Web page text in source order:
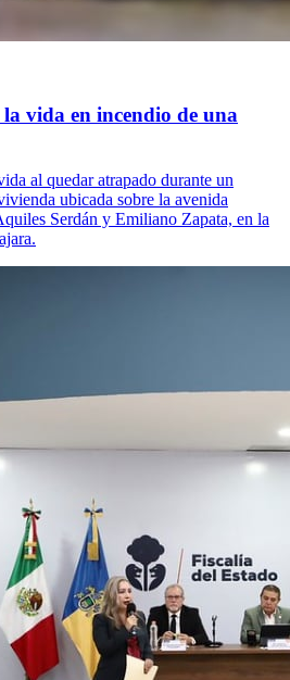
vida en incendio de una
al quedar atrapado durante un
ubicada sobre la avenida
Serdán y Emiliano Zapata, en la